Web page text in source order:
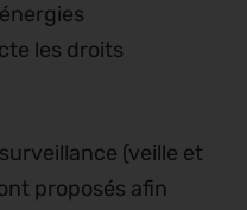
les droits
(veille et
proposés afin